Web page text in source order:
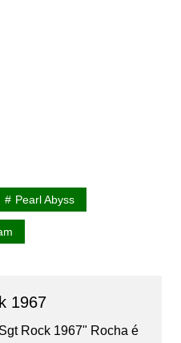
Pearl Abyss
1967
Rock 1967" Rocha é